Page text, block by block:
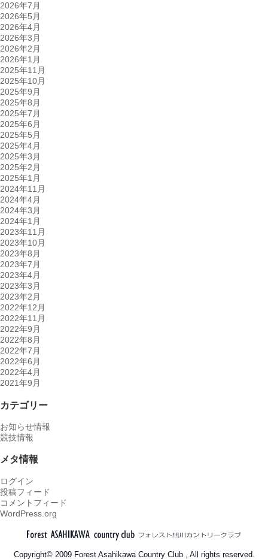
2026年7月
2026年5月
2026年4月
2026年3月
2026年2月
2026年1月
2025年11月
2025年10月
2025年9月
2025年8月
2025年7月
2025年6月
2025年5月
2025年4月
2025年3月
2025年2月
2025年1月
2024年11月
2024年4月
2024年3月
2024年1月
2023年11月
2023年10月
2023年8月
2023年7月
2023年4月
2023年3月
2023年2月
2022年12月
2022年11月
2022年9月
2022年8月
2022年7月
2022年6月
2022年4月
2021年9月
カテゴリー
お知らせ情報
競技情報
メタ情報
ログイン
投稿フィード
コメントフィード
WordPress.org
Copyright© 2009 Forest Asahikawa Country Club , All rights reserved.